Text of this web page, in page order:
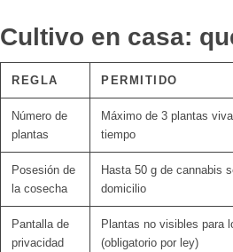
Cultivo en casa:
REGLA PERMITIDO
Número de
plantas
Máximo de 3 plantas
tiempo
Posesión de
la cosecha
Hasta 50 g de cannabis
domicilio
Pantalla de
privacidad
Plantas no visibles para
(obligatorio por ley)